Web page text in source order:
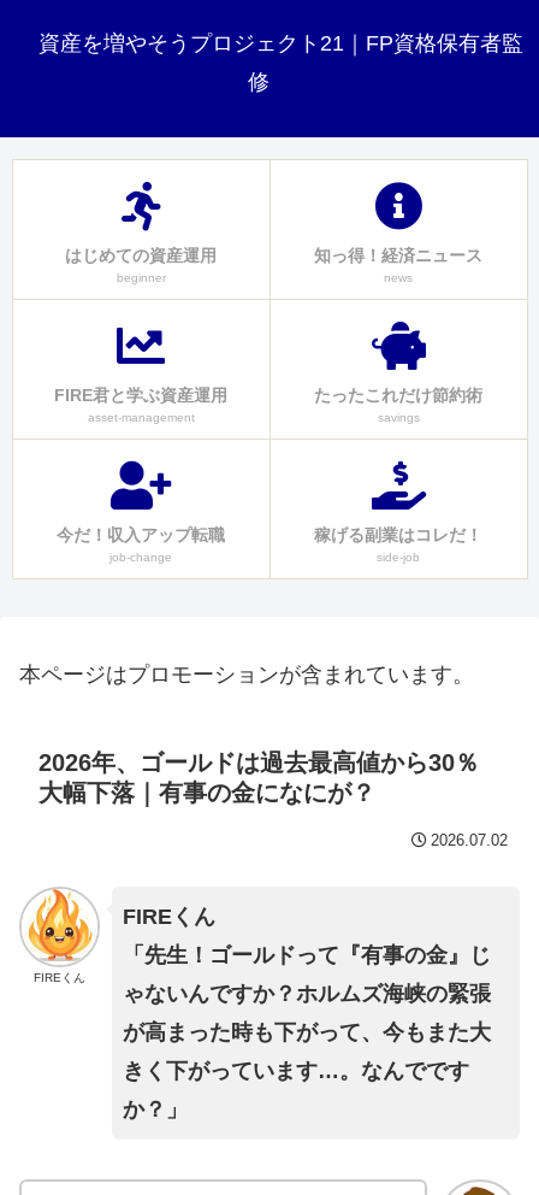
資産を増やそうプロジェクト21｜FP資格保有者監
修
はじめての資産運用
beginner
知っ得！経済ニュース
news
FIRE君と学ぶ資産運用
asset-management
たったこれだけ節約術
savings
今だ！収入アップ転職
job-change
稼げる副業はコレだ！
side-job
本ページはプロモーションが含まれています。
2026年、ゴールドは過去最高値から30％
大幅下落｜有事の金になにが？
2026.07.02
FIREくん
FIREくん
「先生！ゴールドって『有事の金』じ
ゃないんですか？ホルムズ海峡の緊張
が高まった時も下がって、今もまた大
きく下がっています…。なんでです
か？」